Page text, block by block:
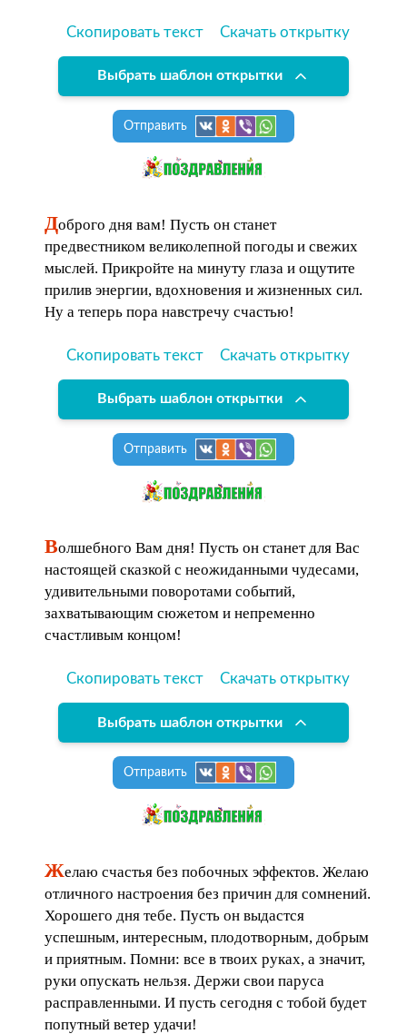
Скопировать текст Скачать открытку
Выбрать шаблон открытки
Отправить
Доброго дня вам! Пусть он станет
предвестником великолепной погоды и свежих
мыслей. Прикройте на минуту глаза и ощутите
прилив энергии, вдохновения и жизненных сил.
Ну а теперь пора навстречу счастью!
Скопировать текст Скачать открытку
Выбрать шаблон открытки
Отправить
Волшебного Вам дня! Пусть он станет для Вас
настоящей сказкой с неожиданными чудесами,
удивительными поворотами событий,
захватывающим сюжетом и непременно
счастливым концом!
Скопировать текст Скачать открытку
Выбрать шаблон открытки
Отправить
Желаю счастья без побочных эффектов. Желаю
отличного настроения без причин для сомнений.
Хорошего дня тебе. Пусть он выдастся
успешным, интересным, плодотворным, добрым
и приятным. Помни: все в твоих руках, а значит,
руки опускать нельзя. Держи свои паруса
расправленными. И пусть сегодня с тобой будет
попутный ветер удачи!